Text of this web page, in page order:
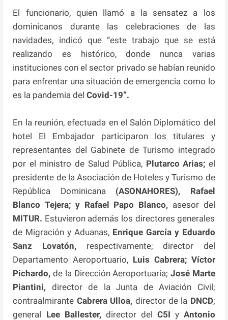
El funcionario, quien llamó a la sensatez a los
dominicanos durante las celebraciones de las
navidades, indicó que “este trabajo que se está
realizando es histórico, donde nunca varias
instituciones con el sector privado se habían reunido
para enfrentar una situación de emergencia como lo
es la pandemia del Covid-19”.
En la reunión, efectuada en el Salón Diplomático del
hotel El Embajador participaron los titulares y
representantes del Gabinete de Turismo integrado
por el ministro de Salud Pública, Plutarco Arias; el
presidente de la Asociación de Hoteles y Turismo de
República Dominicana (ASONAHORES), Rafael
Blanco Tejera; y Rafael Papo Blanco, asesor del
MITUR. Estuvieron además los directores generales
de Migración y Aduanas, Enrique García y Eduardo
Sanz Lovatón, respectivamente; director del
Departamento Aeroportuario, Luis Cabrera; Víctor
Pichardo, de la Dirección Aeroportuaria; José Marte
Piantini, director de la Junta de Aviación Civil;
contraalmirante Cabrera Ulloa, director de la DNCD;
general Lee Ballester, director del C5I y Antonio